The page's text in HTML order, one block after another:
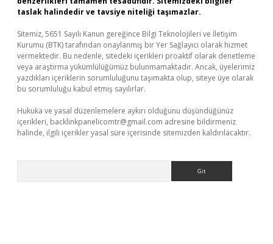
taslak halindedir ve tavsiye niteliği taşımazlar.
Sitemiz, 5651 Sayılı Kanun gereğince Bilgi Teknolojileri ve İletişim
Kurumu (BTK) tarafından onaylanmış bir Yer Sağlayıcı olarak hizmet
vermektedir. Bu nedenle, sitedeki içerikleri proaktif olarak denetleme
veya araştırma yükümlülüğümüz bulunmamaktadır. Ancak, üyelerimiz
yazdıkları içeriklerin sorumluluğunu taşımakta olup, siteye üye olarak
bu sorumluluğu kabul etmiş sayılırlar.
Hukuka ve yasal düzenlemelere aykırı olduğunu düşündüğünüz
içerikleri, backlinkpanelicomtr@gmail.com adresine bildirmeniz
halinde, ilgili içerikler yasal süre içerisinde sitemizden kaldırılacaktır.